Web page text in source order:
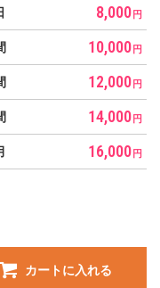
8,000 円
10,000 円
12,000 円
14,000 円
16,000 円
カートに入れる